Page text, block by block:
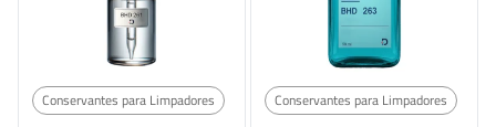
Conservantes para Limpadores Conservantes para Limpadores